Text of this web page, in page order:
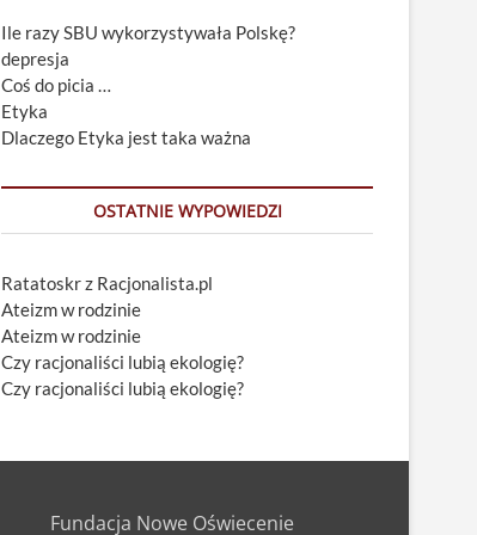
Ile razy SBU wykorzystywała Polskę?
depresja
Coś do picia …
Etyka
Dlaczego Etyka jest taka ważna
OSTATNIE WYPOWIEDZI
Ratatoskr z Racjonalista.pl
Ateizm w rodzinie
Ateizm w rodzinie
Czy racjonaliści lubią ekologię?
Czy racjonaliści lubią ekologię?
Fundacja Nowe Oświecenie